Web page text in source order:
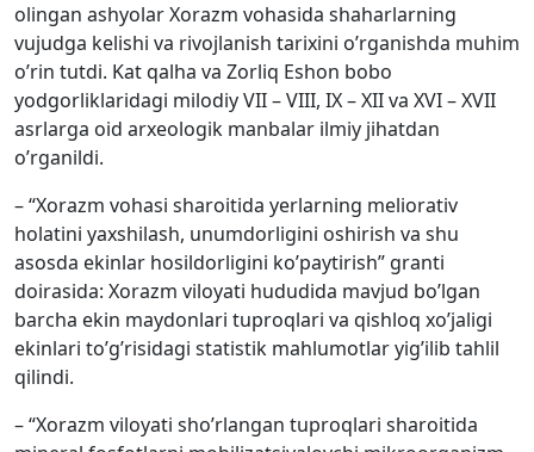
olingan ashyolar Xorazm vohasida shaharlarning
vujudga kelishi va rivojlanish tarixini o’rganishda muhim
o’rin tutdi. Kat qalha va Zorliq Eshon bobo
yodgorliklaridagi milodiy VII – VIII, IX – XII va XVI – XVII
asrlarga oid arxeologik manbalar ilmiy jihatdan
o’rganildi.
– “Xorazm vohasi sharoitida yerlarning meliorativ
holatini yaxshilash, unumdorligini oshirish va shu
asosda ekinlar hosildorligini ko’paytirish” granti
doirasida: Xorazm viloyati hududida mavjud bo’lgan
barcha ekin maydonlari tuproqlari va qishloq xo’jaligi
ekinlari to’g’risidagi statistik mahlumotlar yig’ilib tahlil
qilindi.
– “Xorazm viloyati sho’rlangan tuproqlari sharoitida